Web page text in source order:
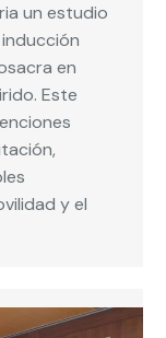
un estudio
en
Este
y el